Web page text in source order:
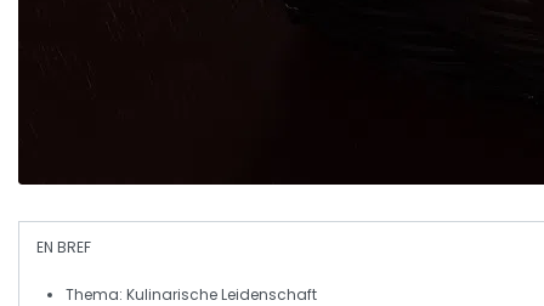
EN BREF
Thema: Kulinarische Leidenschaft